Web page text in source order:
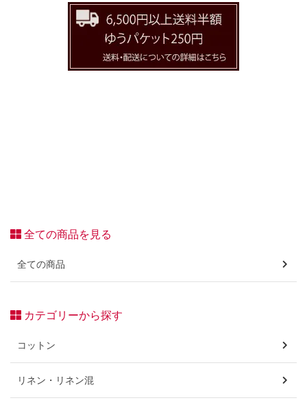
全ての商品を見る
全ての商品
カテゴリーから探す
コットン
リネン・リネン混